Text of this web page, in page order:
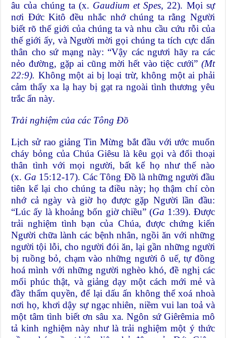
âu của chúng ta (x. Gaudium et Spes, 22). Mọi sự
nơi Đức Kitô đều nhắc nhớ chúng ta rằng Người
biết rõ thế giới của chúng ta và nhu cầu cứu rỗi của
thế giới ấy, và Người mời gọi chúng ta tích cực dấn
thân cho sứ mạng này: “Vậy các ngươi hãy ra các
nẻo đường, gặp ai cũng mời hết vào tiệc cưới” (Mt
22:9). Không một ai bị loại trừ, không một ai phải
cảm thấy xa lạ hay bị gạt ra ngoài tình thương yêu
trắc ẩn này.
Trải nghiệm của các Tông Đồ
Lịch sử rao giảng Tin Mừng bắt đầu với ước muốn
cháy bỏng của Chúa Giêsu là kêu gọi và đối thoại
thân tình với mọi người, bất kể họ như thế nào
(x. Ga 15:12-17). Các Tông Đồ là những người đầu
tiên kể lại cho chúng ta điều này; họ thậm chí còn
nhớ cả ngày và giờ họ được gặp Người lần đầu:
“Lúc ấy là khoảng bốn giờ chiều” (Ga 1:39). Được
trải nghiệm tình bạn của Chúa, được chứng kiến
Người chữa lành các bệnh nhân, ngồi ăn với những
người tội lỗi, cho người đói ăn, lại gần những người
bị ruồng bỏ, chạm vào những người ô uế, tự đồng
hoá mình với những người nghèo khó, đề nghị các
mối phúc thật, và giảng dạy một cách mới mẻ và
đầy thẩm quyền, để lại dấu ấn không thể xoá nhoà
nơi họ, khơi dậy sự ngạc nhiên, niềm vui lan toả và
một tâm tình biết ơn sâu xa. Ngôn sứ Giêrêmia mô
tả kinh nghiệm này như là trải nghiệm một ý thức